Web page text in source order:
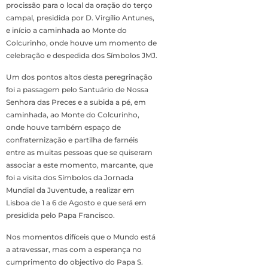
procissão para o local da oração do terço
campal, presidida por D. Virgílio Antunes,
e início a caminhada ao Monte do
Colcurinho, onde houve um momento de
celebração e despedida dos Símbolos JMJ.
Um dos pontos altos desta peregrinação
foi a passagem pelo Santuário de Nossa
Senhora das Preces e a subida a pé, em
caminhada, ao Monte do Colcurinho,
onde houve também espaço de
confraternização e partilha de farnéis
entre as muitas pessoas que se quiseram
associar a este momento, marcante, que
foi a visita dos Símbolos da Jornada
Mundial da Juventude, a realizar em
Lisboa de 1 a 6 de Agosto e que será em
presidida pelo Papa Francisco.
Nos momentos difíceis que o Mundo está
a atravessar, mas com a esperança no
cumprimento do objectivo do Papa S.